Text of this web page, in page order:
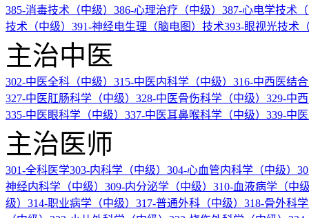
385-消毒技术（中级） 386-心理治疗（中级） 387-心电学技术
技术（中级） 391-神经电生理（脑电图）技术393-眼视光技术
主治中医
302-中医全科（中级） 315-中医内科学（中级） 316-中西医结
327-中医肛肠科学（中级） 328-中医骨伤科学（中级） 329-中
335-中医眼科学（中级） 337-中医耳鼻喉科学（中级） 339-中
主治医师
301-全科医学303-内科学（中级） 304-心血管内科学（中级）
神经内科学（中级） 309-内分泌学（中级） 310-血液病学（中
级） 314-职业病学（中级） 317-普通外科（中级） 318-骨外科